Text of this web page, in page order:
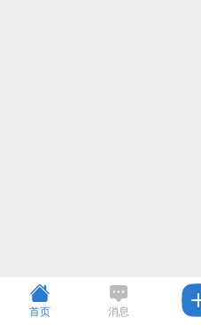
首页 消息